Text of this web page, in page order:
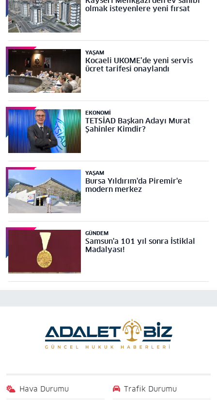
olmak isteyenlere yeni fırsat
YAŞAM
Kocaeli UKOME’de yeni servis
ücret tarifesi onaylandı
EKONOMI
TETSİAD Başkan Adayı Murat
Şahinler Kimdir?
YAŞAM
Bursa Yıldırım'da Piremir'e
modern merkez
GÜNDEM
Samsun'a 101 yıl sonra İstiklal
Madalyası!
Hava Durumu Trafik Durumu